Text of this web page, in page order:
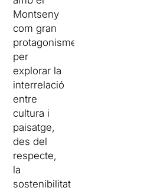
Montseny
com gran
protagonisme,
per
explorar la
interrelació
entre
cultura i
paisatge,
des del
respecte,
la
sostenibilitat